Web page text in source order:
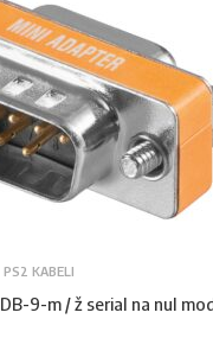
PS2 KABELI
9-m / ž serial na nul